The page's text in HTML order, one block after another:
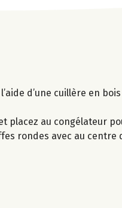
d’une cuillère en
placez au congélateur
rondes avec au centre